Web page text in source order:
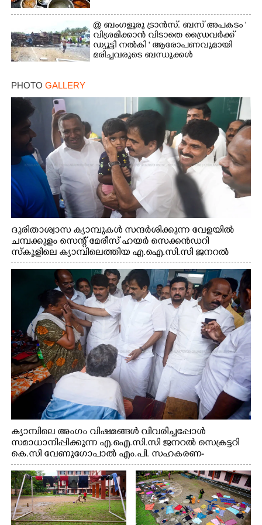
@ ബംഗളൂരു ട്രാൻസ്. ബസ് അപകടം '
വി​ശ്ര​മിക്കാൻ വിടാതെ ഡ്രൈ​വ​ർ​ക്ക്
ഡ്യൂട്ടി നൽകി ' ആരോപണവുമായി
മരിച്ചവരുടെ ബന്ധുക്കൾ
PHOTO GALLERY
ദുരിതാശ്വാസ ക്യാമ്പുകൾ സന്ദർശിക്കുന്ന വേളയിൽ
ചമ്പക്കുളം സെന്റ് മേരീസ് ഹയർ സെക്കൻഡറി
സ്കൂളിലെ ക്യാമ്പിലെത്തിയ എ.ഐ.സി.സി ജനറൽ
സെക്രട്ടറി കെ.സി വേണുഗോപാൽ എം.പി കുരുന്നിനെ
എടുത്ത് ലാളിച്ചപ്പോൾ. സഹകരണ-എക്സൈസ്
വകുപ്പ് മന്ത്രി എം. ലിജു, കൃഷിവകുപ്പ് മന്ത്രി ടി. സിദ്ദിഖ്,
റെജി ചെറിയാൻ എം. എൽ. എ എന്നിവർ സമീപം
ക്യാമ്പിലെ അംഗം വിഷമങ്ങൾ വിവരിച്ചപ്പോൾ
സമാധാനിപ്പിക്കുന്ന എ.ഐ.സി.സി ജനറൽ സെക്രട്ടറി
കെ.സി വേണുഗോപാൽ എം.പി. സഹകരണ-
എക്സൈസ് വകുപ്പ് മന്ത്രി എം. ലിജു, എന്നിവർ